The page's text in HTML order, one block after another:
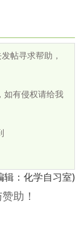
帖寻求帮助，
如有侵权请给我
辑：化学自习室)
助！